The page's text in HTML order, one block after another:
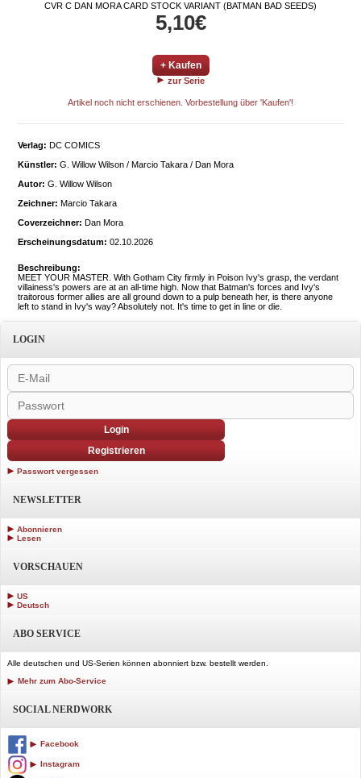
CVR C DAN MORA CARD STOCK VARIANT (BATMAN BAD SEEDS)
5,10€
+ Kaufen
zur Serie
Artikel noch nicht erschienen. Vorbestellung über 'Kaufen'!
Verlag: DC COMICS
Künstler: G. Willow Wilson / Marcio Takara / Dan Mora
Autor: G. Willow Wilson
Zeichner: Marcio Takara
Coverzeichner: Dan Mora
Erscheinungsdatum: 02.10.2026
Beschreibung:
MEET YOUR MASTER. With Gotham City firmly in Poison Ivy's grasp, the verdant
villainess's powers are at an all-time high. Now that Batman's forces and Ivy's
traitorous former allies are all ground down to a pulp beneath her, is there anyone
left to stand in Ivy's way? Absolutely not. It's time to get in line or die.
LOGIN
Login
Registrieren
Passwort vergessen
NEWSLETTER
Abonnieren
Lesen
VORSCHAUEN
US
Deutsch
ABO SERVICE
Alle deutschen und US-Serien können abonniert bzw. bestellt werden.
Mehr zum Abo-Service
SOCIAL NERDWORK
Facebook
Instagram